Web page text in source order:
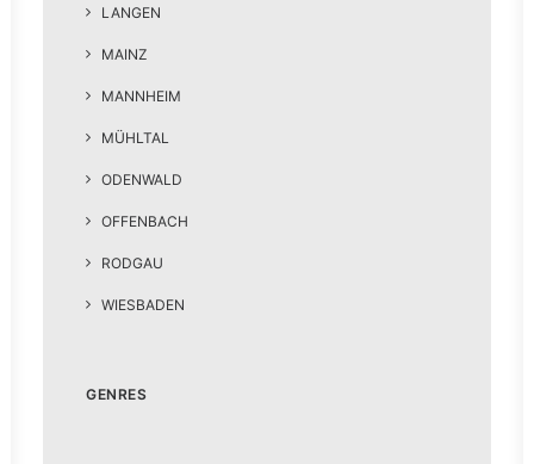
LANGEN
MAINZ
MANNHEIM
MÜHLTAL
ODENWALD
OFFENBACH
RODGAU
WIESBADEN
GENRES